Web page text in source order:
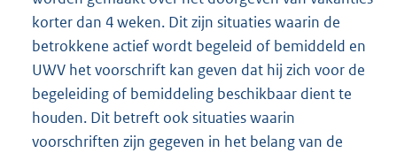
korter dan 4 weken. Dit zijn situaties waarin de
betrokkene actief wordt begeleid of bemiddeld en
UWV het voorschrift kan geven dat hij zich voor de
begeleiding of bemiddeling beschikbaar dient te
houden. Dit betreft ook situaties waarin
voorschriften zijn gegeven in het belang van de